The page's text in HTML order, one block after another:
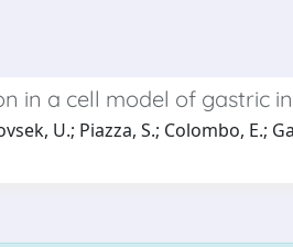
in a cell model of gastric
U.; Piazza, S.; Colombo, E.;